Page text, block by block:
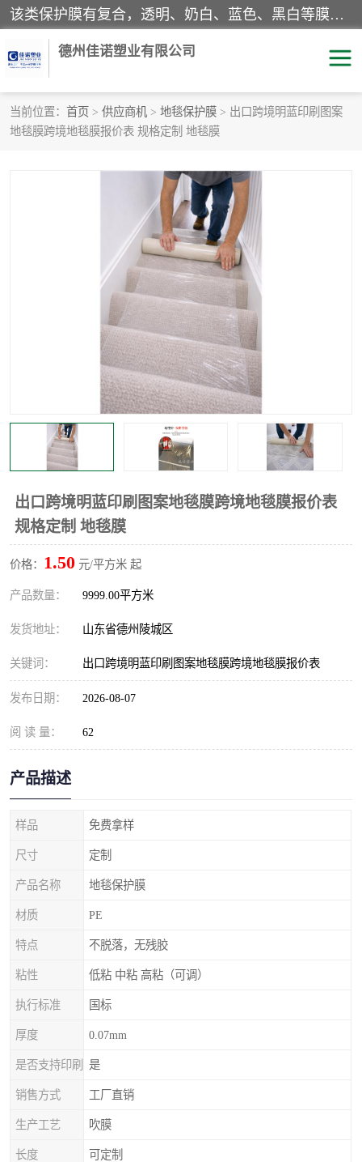
该类保护膜有复合，透明、奶白、蓝色、黑白等膜型。特高粘，高粘，中高粘，中粘，中低粘，低粘等。对于不同的粘力要求有相应的产品相适配。无胶渍残留污染。在较宽的收卷幅度下平整无皱纹，收卷长度大，利于机械化及自动化施工粘贴。为您的产品提供的表面保护解决方案。 产品广泛适用于：铝材、不锈钢、金属、塑料、电子、家电、家具、玻璃、化工材料、装饰材料等。
德州佳诺塑业有限公司
当前位置： 首页 > 供应商机 > 地毯保护膜 > 出口跨境明蓝印刷图案
地毯膜跨境地毯膜报价表 规格定制 地毯膜
出口跨境明蓝印刷图案地毯膜跨境地毯膜报价表
规格定制 地毯膜
价格： 1.50 元/平方米 起
产品数量： 9999.00平方米
发货地址： 山东省德州陵城区
关键词： 出口跨境明蓝印刷图案地毯膜跨境地毯膜报价表
发布日期： 2026-08-07
阅 读 量： 62
产品描述
样品 免费拿样
尺寸 定制
产品名称 地毯保护膜
材质 PE
特点 不脱落，无残胶
粘性 低粘 中粘 高粘（可调）
执行标准 国标
厚度 0.07mm
是否支持印刷 是
销售方式 工厂直销
生产工艺 吹膜
长度 可定制
pe保护膜 包装膜
家具保护膜
透明保护膜
乳白保护膜
纯黑保护膜
彩钢板保护膜
不绣钢板保护膜 两边上胶保护膜
窗缝阻风胶带 铝板保护膜
不锈钢板保护膜 一次性隔离膜